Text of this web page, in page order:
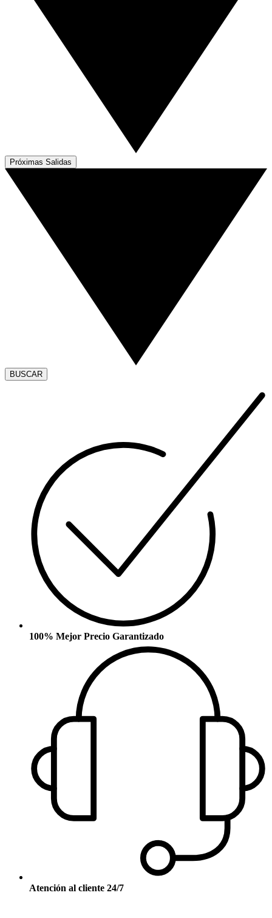
Próximas Salidas
BUSCAR
100% Mejor Precio Garantizado
Atención al cliente 24/7